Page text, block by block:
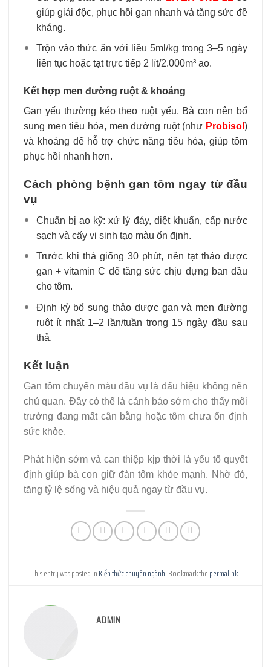
giúp giải độc, phục hồi gan nhanh và tăng sức đề
kháng.
Trộn vào thức ăn với liều 5ml/kg trong 3–5 ngày
liên tục hoặc tạt trực tiếp 2 lít/2.000m³ ao.
Kết hợp men đường ruột & khoáng
Gan yếu thường kéo theo ruột yếu. Bà con nên bổ
sung men tiêu hóa, men đường ruột (như Probisol )
và khoáng để hỗ trợ chức năng tiêu hóa, giúp tôm
phục hồi nhanh hơn.
Cách phòng bệnh gan tôm ngay từ đầu
vụ
Chuẩn bị ao kỹ: xử lý đáy, diệt khuẩn, cấp nước
sạch và cấy vi sinh tạo màu ổn định.
Trước khi thả giống 30 phút, nên tạt thảo dược
gan + vitamin C để tăng sức chịu đựng ban đầu
cho tôm.
Định kỳ bổ sung thảo dược gan và men đường
ruột ít nhất 1–2 lần/tuần trong 15 ngày đầu sau
thả.
Kết luận
Gan tôm chuyển màu đầu vụ là dấu hiệu không nên
chủ quan. Đây có thể là cảnh báo sớm cho thấy môi
trường đang mất cân bằng hoặc tôm chưa ổn định
sức khỏe.
Phát hiện sớm và can thiệp kịp thời là yếu tố quyết
định giúp bà con giữ đàn tôm khỏe mạnh. Nhờ đó,
tăng tỷ lệ sống và hiệu quả ngay từ đầu vụ.
This entry was posted inKiến thức chuyên ngành. Bookmark thepermalink.
ADMIN